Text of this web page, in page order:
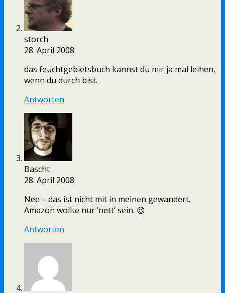
storch
28. April 2008
das feuchtgebietsbuch kannst du mir ja mal leihen,
wenn du durch bist.
Antworten
Bascht
28. April 2008
Nee – das ist nicht mit in meinen gewandert.
Amazon wollte nur ’nett‘ sein. 😉
Antworten